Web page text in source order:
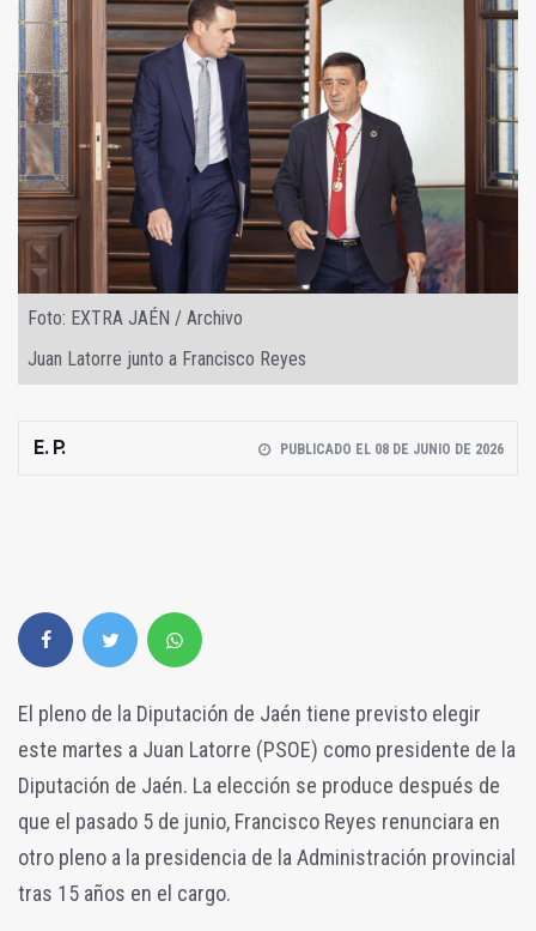
Foto: EXTRA JAÉN / Archivo
Juan Latorre junto a Francisco Reyes
E. P. PUBLICADO EL 08 DE JUNIO DE 2026
El pleno de la Diputación de Jaén tiene previsto elegir
este martes a Juan Latorre (PSOE) como presidente de la
Diputación de Jaén. La elección se produce después de
que el pasado 5 de junio, Francisco Reyes renunciara en
otro pleno a la presidencia de la Administración provincial
tras 15 años en el cargo.